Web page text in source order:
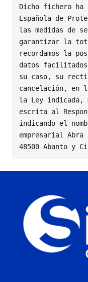
Dicho fichero
Española de
las medidas de
garantizar la
recordamos la
datos
su caso, su
cancelación, en
la Ley indicada,
escrita al
indicando el
empresarial
48500 Abanto y